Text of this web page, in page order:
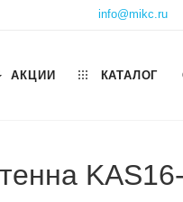
info@mikc.ru
АКЦИИ КАТАЛОГ